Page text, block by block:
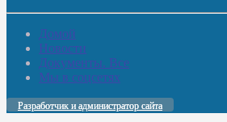
Домой
Новости
Документы. Все
Мы в соцсетях
Разработчик и администратор сайта